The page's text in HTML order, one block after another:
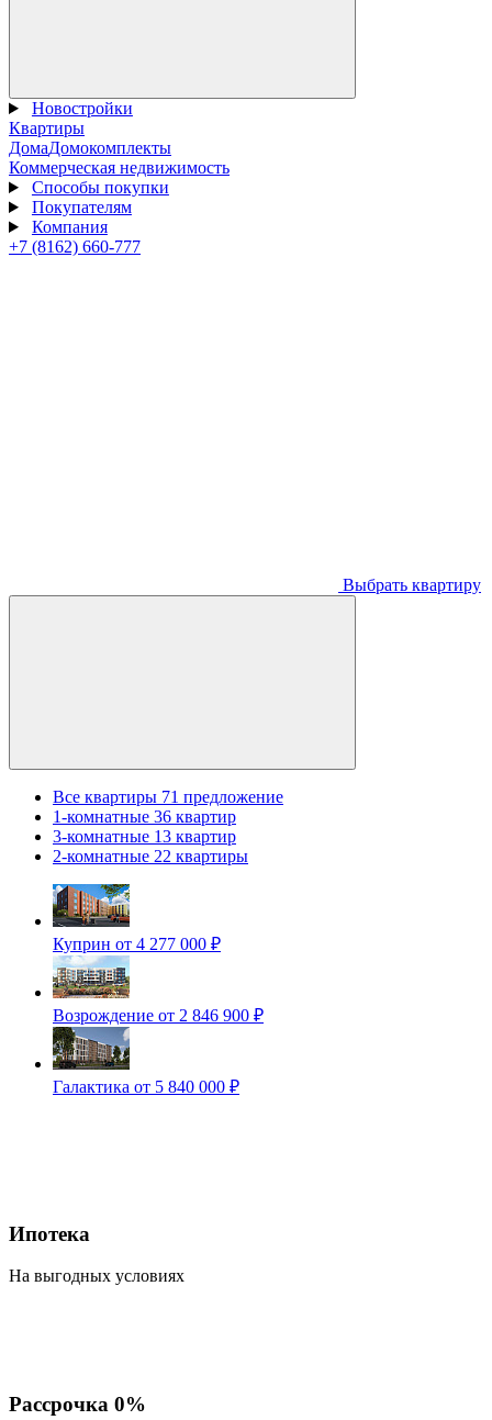
Новостройки
Квартиры
ДомаДомокомплекты
Коммерческая недвижимость
Способы покупки
Покупателям
Компания
+7 (8162) 660-777
Выбрать квартиру
Все квартиры 71 предложение
1-комнатные 36 квартир
3-комнатные 13 квартир
2-комнатные 22 квартиры
Куприн от 4 277 000 ₽
Возрождение от 2 846 900 ₽
Галактика от 5 840 000 ₽
Ипотека
На выгодных условиях
Рассрочка 0%